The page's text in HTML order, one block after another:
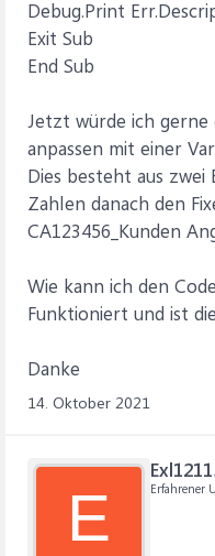
Debug.Print
Exit Sub
End Sub
Jetzt würde ich gerne
anpassen mit einer
Dies besteht aus zwei
Zahlen danach den
CA123456_Kunden
Wie kann ich den
Funktioniert und ist
Danke
14. Oktober 2021
E Erfahrener